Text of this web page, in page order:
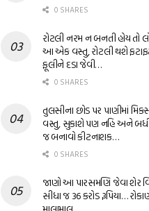
0 SHARES
રોટલી નરમ ન બનતી હોય તો
આ એક વસ્તુ, રોટલી થશે
ફૂલીને દડા જેવી…
0 SHARES
તુલસીના છોડ પર પાણીમાં
વસ્તુ, સુકાશે પણ નહિ અને
જ બનાવો કીટનાશક…
0 SHARES
જાણો આ પારસમણિ જેવા શેર
સીધા જ 36 કરોડ રૂપિયા…